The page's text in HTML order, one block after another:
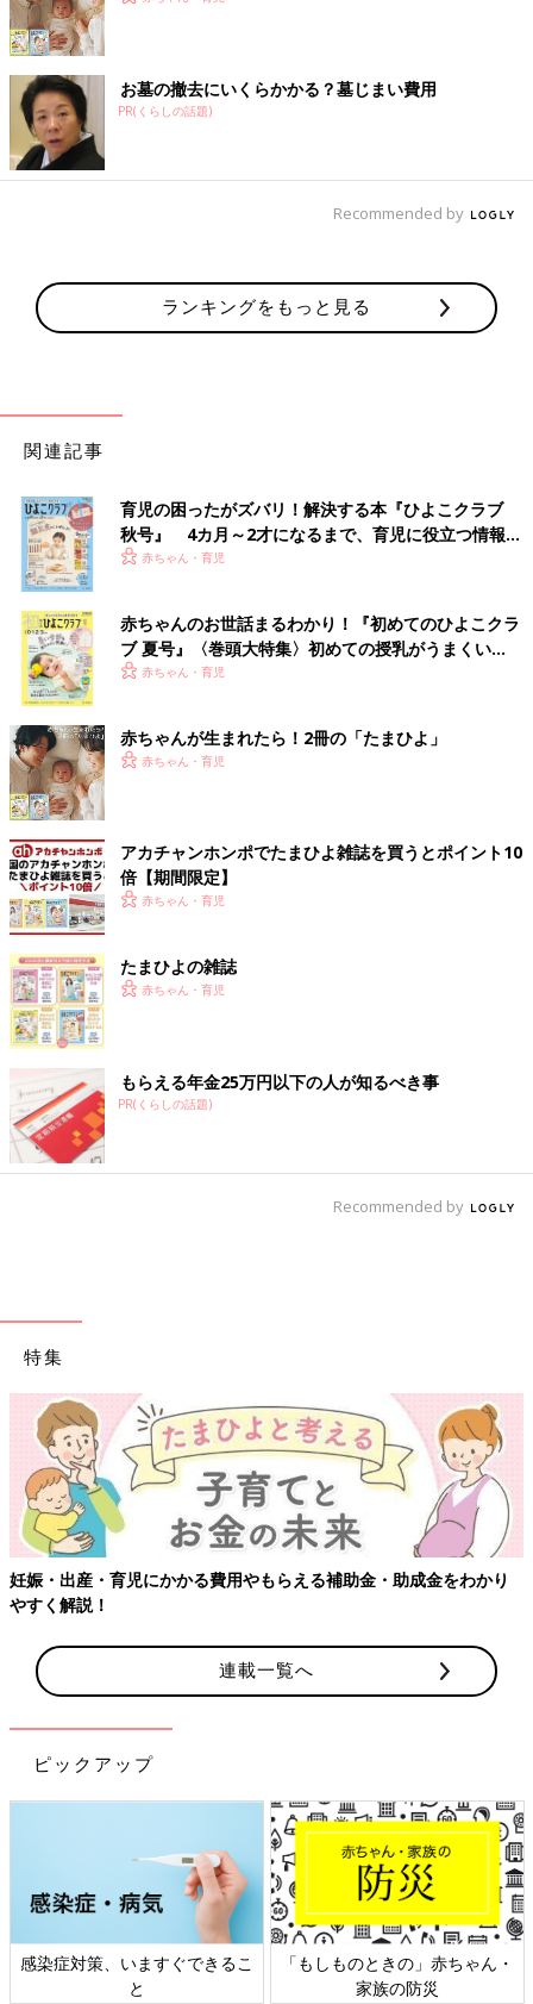
お墓の撤去にいくらかかる？墓じまい費用
PR(くらしの話題)
Recommended by
ランキングをもっと見る
関連記事
育児の困ったがズバリ！解決する本『ひよこクラブ
秋号』 4カ月～2才になるまで、育児に役立つ情報が
いっぱい！
赤ちゃん・育児
赤ちゃんのお世話まるわかり！『初めてのひよこクラ
ブ 夏号』〈巻頭大特集〉初めての授乳がうまくい
く！ おっぱい・ミルクの基本と夏のトラブル 解決テ
赤ちゃん・育児
赤ちゃんが生まれたら！2冊の「たまひよ」
赤ちゃん・育児
アカチャンホンポでたまひよ雑誌を買うとポイント10
倍【期間限定】
赤ちゃん・育児
たまひよの雑誌
赤ちゃん・育児
もらえる年金25万円以下の人が知るべき事
PR(くらしの話題)
Recommended by
特集
妊娠・出産・育児にかかる費用やもらえる補助金・助成金をわかり
やすく解説！
連載一覧へ
ピックアップ
感染症対策、いますぐできるこ
と
「もしものときの」赤ちゃん・
家族の防災